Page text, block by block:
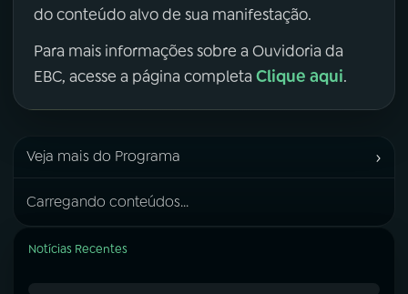
do conteúdo alvo de sua manifestação.
Para mais informações sobre a Ouvidoria da
EBC, acesse a página completa Clique aqui.
Veja mais do Programa ›
Carregando conteúdos...
Notícias Recentes